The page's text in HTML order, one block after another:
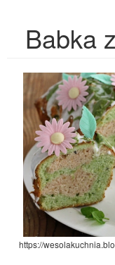
Babka
https://